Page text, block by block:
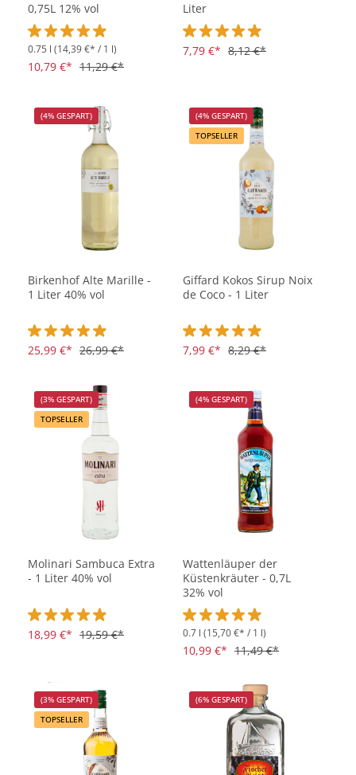
0,75L 12% vol
Durchschnittliche Bewertung von 4.9 von 5 Sternen
0.75 l (14,39 €* / 1 l)
10,79 €* 11,29 €*
Liter
Durchschnittliche Bewertung
7,79 €* 8,12 €*
(4% GESPART)
Birkenhof Alte Marille -
1 Liter 40% vol
Durchschnittliche Bewertung von 4.9 von 5 Sternen
25,99 €* 26,99 €*
(4% GESPART)
TOPSELLER
Giffard Kokos Sirup Noix
de Coco - 1 Liter
Durchschnittliche Bewertung
7,99 €* 8,29 €*
(3% GESPART)
TOPSELLER
Molinari Sambuca Extra
- 1 Liter 40% vol
Durchschnittliche Bewertung von 4.8 von 5 Sternen
18,99 €* 19,59 €*
(4% GESPART)
Wattenläuper der
Küstenkräuter - 0,7L
32% vol
Durchschnittliche Bewertung
0.7 l (15,70 €* / 1 l)
10,99 €* 11,49 €*
(3% GESPART)
TOPSELLER
(6% GESPART)